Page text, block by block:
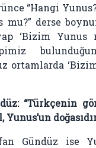
“Hangi
mu?” derse
‘Bizim Yunus
ortamlarda
“Türkçenin
Gündüz ise